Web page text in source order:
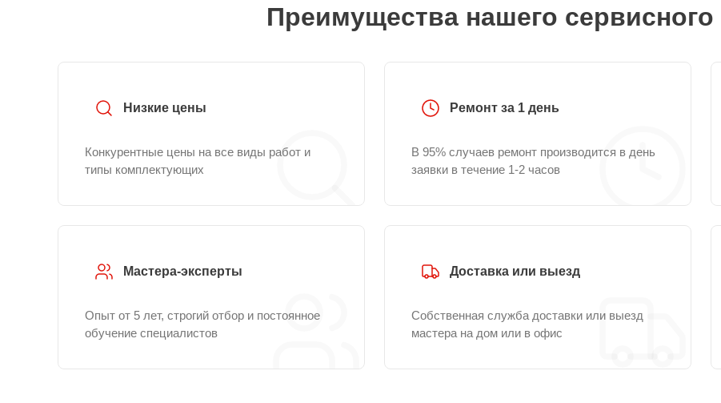
Преимущества нашего сервисного
Низкие цены
Конкурентные цены на все виды работ и
типы комплектующих
Ремонт за 1 день
В 95% случаев ремонт производится в день
заявки в течение 1-2 часов
Мастера-эксперты
Опыт от 5 лет, строгий отбор и постоянное
обучение специалистов
Доставка или выезд
Собственная служба доставки или выезд
мастера на дом или в офис